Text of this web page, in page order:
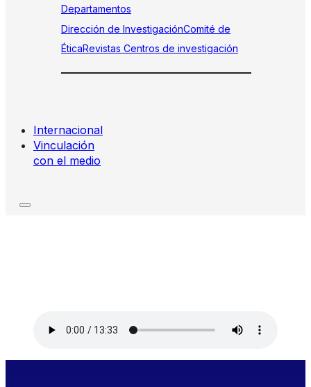
Departamentos
Dirección de InvestigaciónComité de
ÉticaRevistas Centros de investigación
Internacional
Vinculación
con el medio